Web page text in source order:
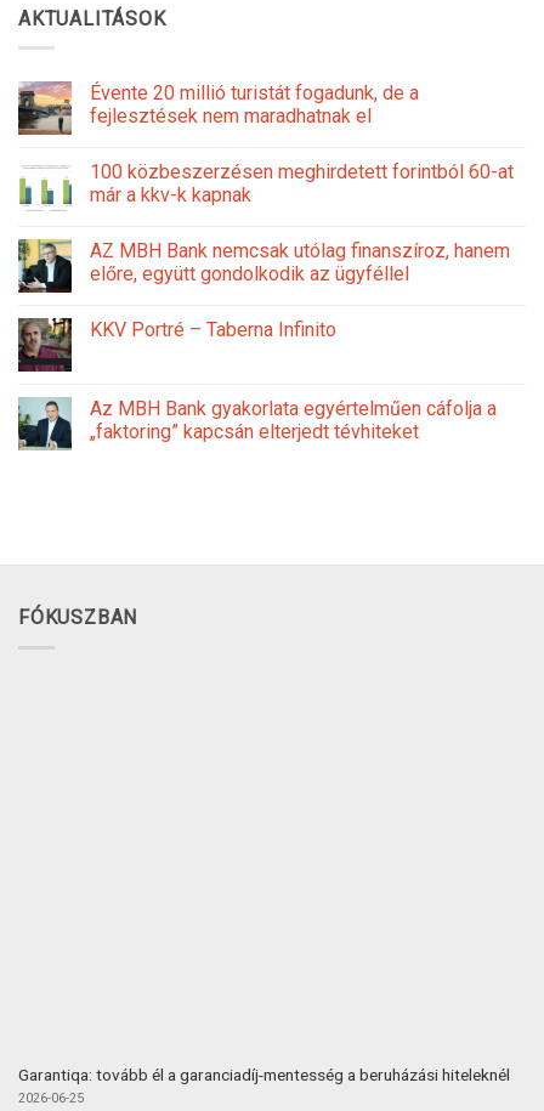
AKTUALITÁSOK
Évente 20 millió turistát fogadunk, de a
fejlesztések nem maradhatnak el
100 közbeszerzésen meghirdetett forintból 60-at
már a kkv-k kapnak
AZ MBH Bank nemcsak utólag finanszíroz, hanem
előre, együtt gondolkodik az ügyféllel
KKV Portré – Taberna Infinito
Az MBH Bank gyakorlata egyértelműen cáfolja a
„faktoring” kapcsán elterjedt tévhiteket
FÓKUSZBAN
Garantiqa: tovább él a garanciadíj-mentesség a beruházási hiteleknél
2026-06-25